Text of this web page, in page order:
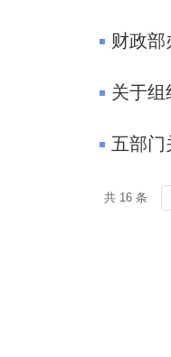
财政部
关于组
五部门
共 16 条